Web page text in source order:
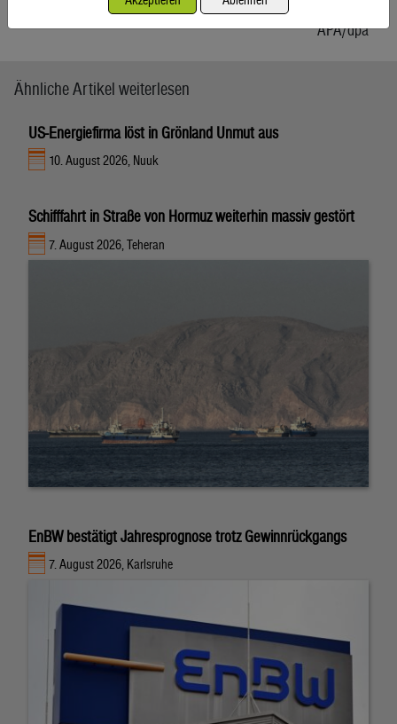
APA/dpa
Ähnliche Artikel weiterlesen
US-Energiefirma löst in Grönland Unmut aus
10. August 2026, Nuuk
Schifffahrt in Straße von Hormuz weiterhin massiv gestört
7. August 2026, Teheran
EnBW bestätigt Jahresprognose trotz Gewinnrückgangs
7. August 2026, Karlsruhe